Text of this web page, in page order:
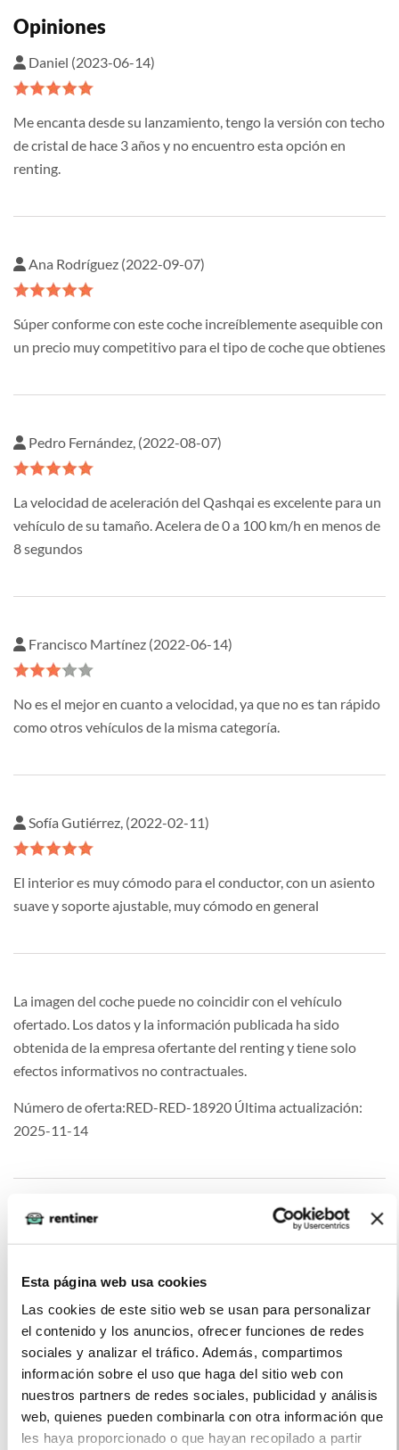
Esta página web usa cookies
Las cookies de este sitio web se usan para personalizar
el contenido y los anuncios, ofrecer funciones de redes
sociales y analizar el tráfico. Además, compartimos
información sobre el uso que haga del sitio web con
nuestros partners de redes sociales, publicidad y análisis
web, quienes pueden combinarla con otra información que
les haya proporcionado o que hayan recopilado a partir
Opiniones
Daniel (2023-06-14)
Me encanta desde su lanzamiento, tengo la versión con techo
de cristal de hace 3 años y no encuentro esta opción en
renting.
Ana Rodríguez (2022-09-07)
Súper conforme con este coche increíblemente asequible con
un precio muy competitivo para el tipo de coche que obtienes
Pedro Fernández, (2022-08-07)
La velocidad de aceleración del Qashqai es excelente para un
vehículo de su tamaño. Acelera de 0 a 100 km/h en menos de
8 segundos
Francisco Martínez (2022-06-14)
No es el mejor en cuanto a velocidad, ya que no es tan rápido
como otros vehículos de la misma categoría.
Sofía Gutiérrez, (2022-02-11)
El interior es muy cómodo para el conductor, con un asiento
suave y soporte ajustable, muy cómodo en general
La imagen del coche puede no coincidir con el vehículo
ofertado. Los datos y la información publicada ha sido
obtenida de la empresa ofertante del renting y tiene solo
efectos informativos no contractuales.
Número de oferta:RED-RED-18920 Última actualización:
2025-11-14
Otras ofertas de Nissan Qashqai